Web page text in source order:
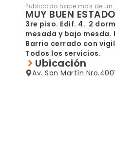
Publicado hace más de un
MUY BUEN
3re piso. Edif. 4. 2
mesada y bajo
Barrio cerrado con
Todos los servicios.
Ubicación
Av. San Martín